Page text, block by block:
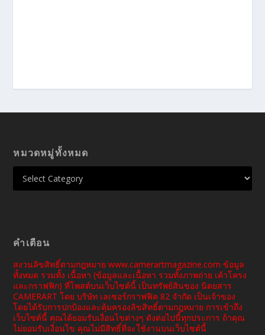
หมวดหมู่ทั้งหมด
คำเตือน
สงวนลิขสิทธิ์ตามกฎหมาย www.camerartmagazine.com ข้อมูล
ทั้งหมด รวมทั้ง เนื้อหา (ข้อมูลและเนื้อหา รวมทั้งภาพถ่าย เค้าโครง
และกราฟฟิก) ที่โพสต์บนเว็บไซต์นี้ เป็นทรัพย์สินของ นิตยสาร
CAMERART โดย บริษัท เลเซอร์กราฟฟิค 82 จำกัด เป็นเจ้าของ
โดยได้รับการปกป้องและคุ้มครองลิขสิทธิ์ตามกฎหมาย การเข้าถึง
เว็บไซต์นี้ คุณได้ยอมรับเงื่อนไขต่างๆ ดังต่อไปนี้ทุกประการ ถ้าคุณ
ไม่ยอมรับเงื่อนไข คุณไม่มีสิทธิ์ที่จะใช้งานบนเว็บไซต์นี้